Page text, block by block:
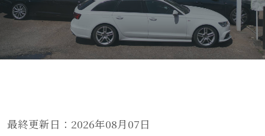
最終更新日：2026年08月07日